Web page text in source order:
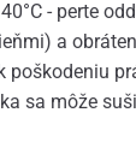
- perte
a
poškodeniu
sa môže